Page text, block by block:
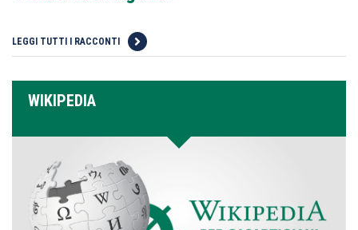
LEGGI TUTTI I RACCONTI
WIKIPEDIA